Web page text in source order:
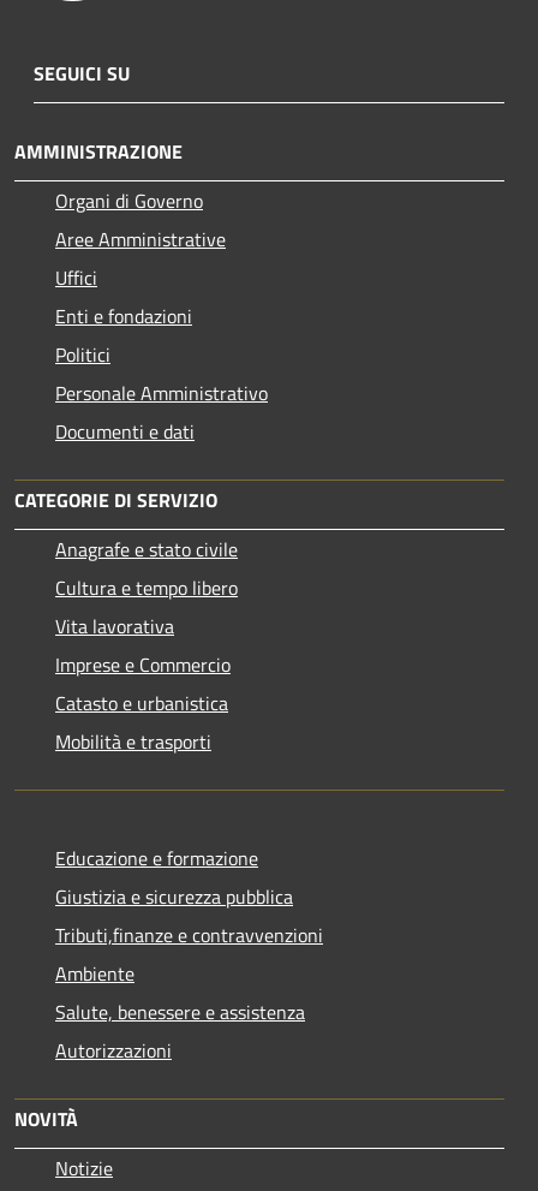
SEGUICI SU
AMMINISTRAZIONE
Organi di Governo
Aree Amministrative
Uffici
Enti e fondazioni
Politici
Personale Amministrativo
Documenti e dati
CATEGORIE DI SERVIZIO
Anagrafe e stato civile
Cultura e tempo libero
Vita lavorativa
Imprese e Commercio
Catasto e urbanistica
Mobilità e trasporti
Educazione e formazione
Giustizia e sicurezza pubblica
Tributi,finanze e contravvenzioni
Ambiente
Salute, benessere e assistenza
Autorizzazioni
NOVITÀ
Notizie